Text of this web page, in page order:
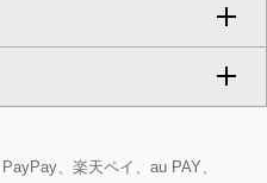
ド
、楽天ペイ、au PAY、